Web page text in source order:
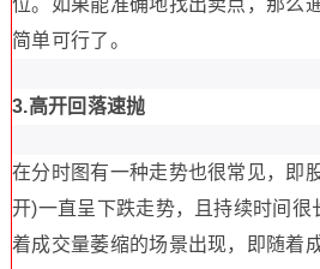
位。如果能准确地找出卖点，那么
简单可行了。
3.高开回落速抛
在分时图有一种走势也很常见，即
开)一直呈下跌走势，且持续时间很
着成交量萎缩的场景出现，即随着